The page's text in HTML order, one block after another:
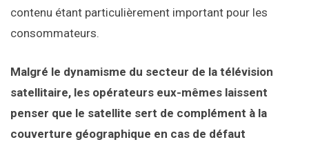
contenu étant particulièrement important pour les
consommateurs.
Malgré le dynamisme du secteur de la télévision
satellitaire, les opérateurs eux-mêmes laissent
penser que le satellite sert de complément à la
couverture géographique en cas de défaut